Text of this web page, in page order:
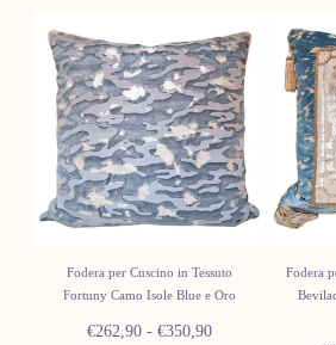
Fodera per Cuscino in Tessuto
Fortuny Camo Isole Blue e Oro
Prezzo
€262,90 - Prezzo
€350,90
Fodera